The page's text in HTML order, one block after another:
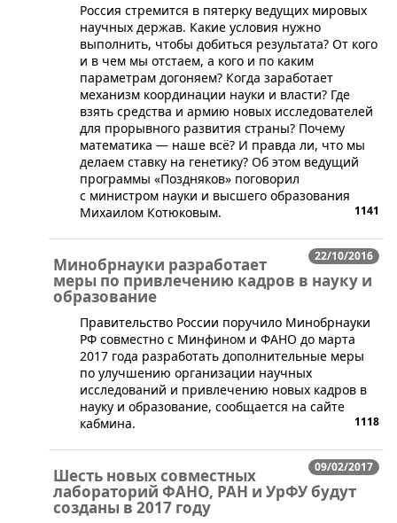
​​Россия стремится в пятерку ведущих мировых
научных держав. Какие условия нужно
выполнить, чтобы добиться результата? От кого
и в чем мы отстаем, а кого и по каким
параметрам догоняем? Когда заработает
механизм координации науки и власти? Где
взять средства и армию новых исследователей
для прорывного развития страны? Почему
математика — наше всё? И правда ли, что мы
делаем ставку на генетику? Об этом ведущий
программы «Поздняков» поговорил
с министром науки и высшего образования
Михаилом Котюковым.
1141
22/10/2016
Минобрнауки разработает
меры по привлечению кадров в науку и
образование
​Правительство России поручило Минобрнауки
РФ совместно с Минфином и ФАНО до марта
2017 года разработать дополнительные меры
по улучшению организации научных
исследований и привлечению новых кадров в
науку и образование, сообщается на сайте
кабмина.
1118
09/02/2017
Шесть новых совместных
лабораторий ФАНО, РАН и УрФУ будут
созданы в 2017 году